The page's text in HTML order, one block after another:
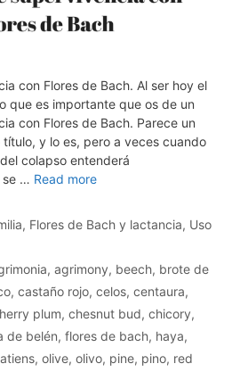
con Flores de Bach. Al ser hoy el
que es importante que os de un
con Flores de Bach. Parece un
y lo es, pero a veces cuando
colapso entenderá
se … Read more
, Flores de Bach y lactancia, Uso
,agrimony, beech, brote de
, castaño rojo, celos, centaura,
plum, chesnut bud, chicory,
de belén, flores de bach, haya,
, olive, olivo, pine, pino, red